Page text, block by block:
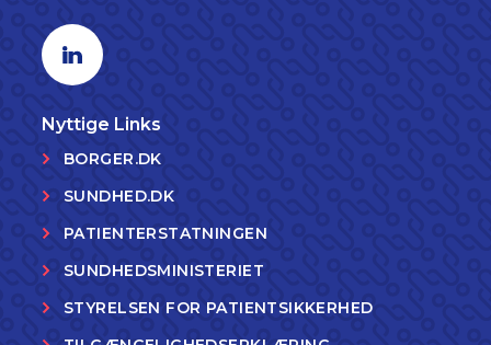
Linkedin profil
Nyttige Links
BORGER.DK
SUNDHED.DK
PATIENTERSTATNINGEN
SUNDHEDSMINISTERIET
STYRELSEN FOR PATIENTSIKKERHED